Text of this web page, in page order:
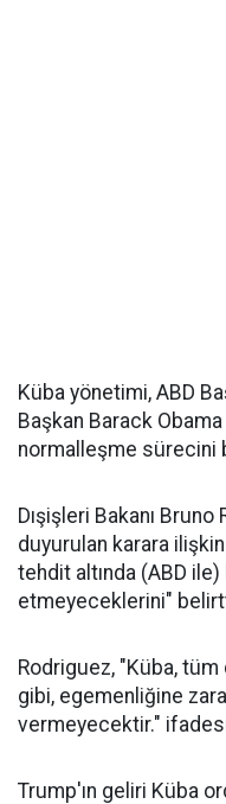
Küba yönetimi, ABD
Başkan Barack
normalleşme sürecini
Dışişleri Bakanı
duyurulan karara ilişkin
tehdit altında (ABD
etmeyeceklerini"
Rodriguez, "Küba,
gibi, egemenliğine
vermeyecektir."
Trump'ın geliri Küba